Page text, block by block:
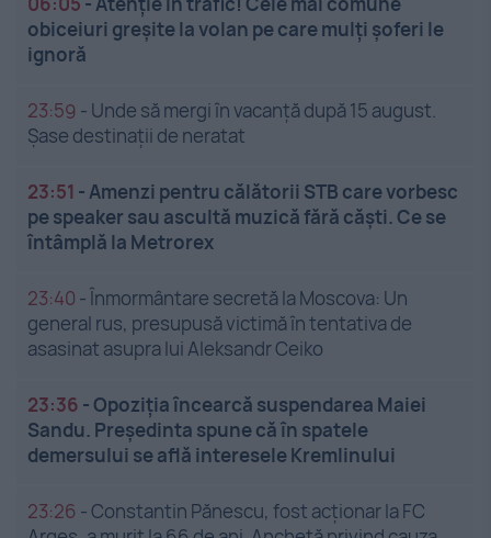
obiceiuri greșite la volan pe care mulți șoferi le
ignoră
23:59 - Unde să mergi în vacanță după 15 august.
Șase destinații de neratat
23:51 -Amenzi pentru călătorii STB care vorbesc
pe speaker sau ascultă muzică fără căști. Ce se
întâmplă la Metrorex
23:40 -Înmormântare secretă la Moscova: Un
general rus, presupusă victimă în tentativa de
asasinat asupra lui Aleksandr Ceiko
23:36 -Opoziția încearcă suspendarea Maiei
Sandu. Președinta spune că în spatele
demersului se află interesele Kremlinului
23:26 -Constantin Pănescu, fost acționar la FC